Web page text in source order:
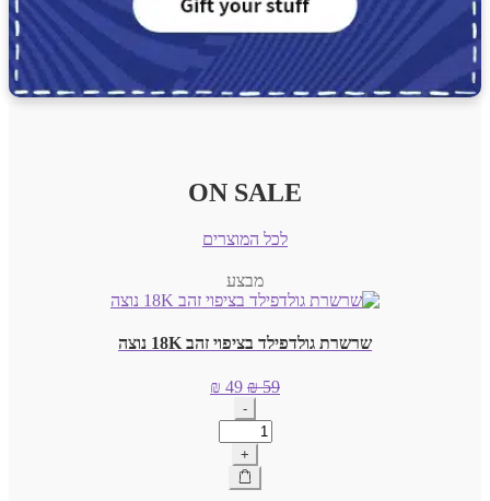
ON SALE
לכל המוצרים
מבצע
שרשרת גולדפילד בציפוי זהב 18K נוצה
₪59
המחיר
המקורי
היה:
₪ 59.
₪ 49
-
כמות
של
שרשרת
גולדפילד
+